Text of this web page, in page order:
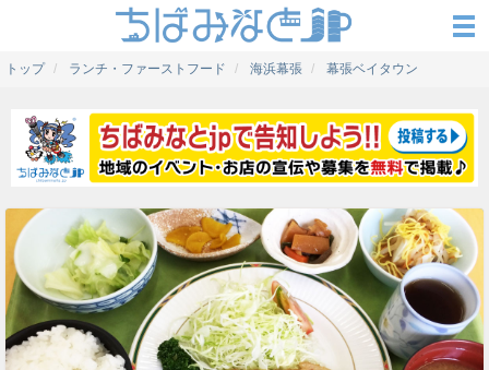
トップ ランチ・ファーストフード 海浜幕張 幕張ベイタウン